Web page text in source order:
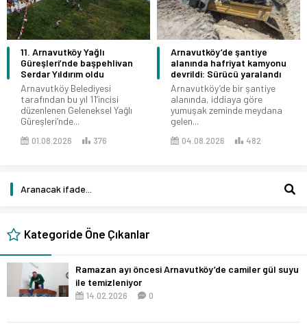
11. Arnavutköy Yağlı
Güreşleri’nde başpehlivan
Serdar Yıldırım oldu
Arnavutköy Belediyesi
tarafından bu yıl 11’incisi
düzenlenen Geleneksel Yağlı
Güreşleri’nde...
01.08.2026 376
Arnavutköy’de şantiye
alanında hafriyat kamyonu
devrildi: Sürücü yaralandı
Arnavutköy’de bir şantiye
alanında, iddiaya göre
yumuşak zeminde meydana
gelen...
04.08.2026 482
Kategoride Öne Çıkanlar
Ramazan ayı öncesi Arnavutköy’de camiler gül suyu
ile temizleniyor
14.02.2026 0